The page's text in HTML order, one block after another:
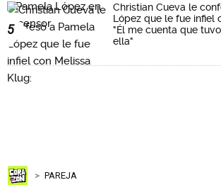
5
Christian Cueva le
López que le fue infiel
"Él me cuenta que
ella"
PAREJA